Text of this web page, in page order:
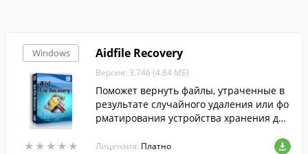
Windows
★ ★ ★ ★ ★
★ ★ ★ ★ ★
Aidfile Recovery
Версия: 3.746 (4.84 МБ)
Поможет вернуть файлы, утраченные в
результате случайного удаления или фо
рматирования устройства хранения дан
Лицензия: Платно